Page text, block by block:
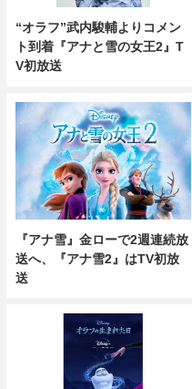
“オラフ”武内駿輔よりコメン
ト到着『アナと雪の女王2』T
V初放送
『アナ雪』金ローで2週連続放
送へ、『アナ雪2』はTV初放
送